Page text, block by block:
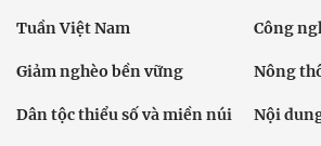
Tuần Việt Nam Công
Giảm nghèo bền vững Nông
Dân tộc thiểu số và miền núi Nội